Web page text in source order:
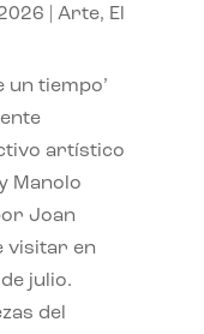
Arte, El
un tiempo’
artístico
Manolo
Joan
visitar en
julio.
del